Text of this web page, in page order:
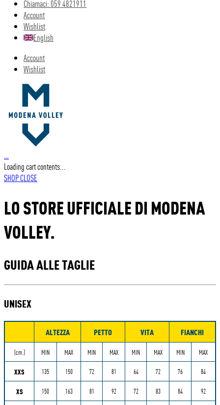
Chiamaci: 059 4821911
Account
Wishlist
English
Account
Wishlist
…
Loading cart contents...
SHOPCLOSE
LO STORE UFFICIALE DI MODENA
VOLLEY.
GUIDA ALLE TAGLIE
UNISEX
ALTEZZA PETTO VITA FIANCHI
(cm.) MIN MAX MIN MAX MIN MAX MIN MAX
XXS 135 150 72 81 64 72 76 84
XS 150 163 81 92 72 83 84 92